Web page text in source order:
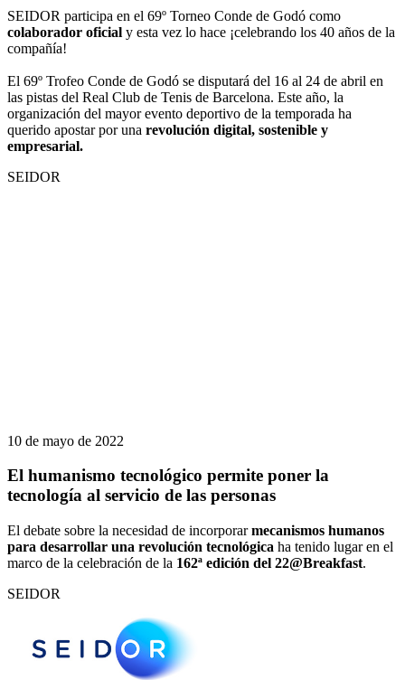
SEIDOR participa en el 69º Torneo Conde de Godó como
colaborador oficial y esta vez lo hace ¡celebrando los 40 años de la
compañía!
El 69º Trofeo Conde de Godó se disputará del 16 al 24 de abril en
las pistas del Real Club de Tenis de Barcelona. Este año, la
organización del mayor evento deportivo de la temporada ha
querido apostar por una revolución digital, sostenible y
empresarial.
SEIDOR
10 de mayo de 2022
El humanismo tecnológico permite poner la
tecnología al servicio de las personas
El debate sobre la necesidad de incorporarmecanismos humanos
para desarrollar una revolución tecnológica ha tenido lugar en el
marco de la celebración de la 162ª edición del 22@Breakfast.
SEIDOR